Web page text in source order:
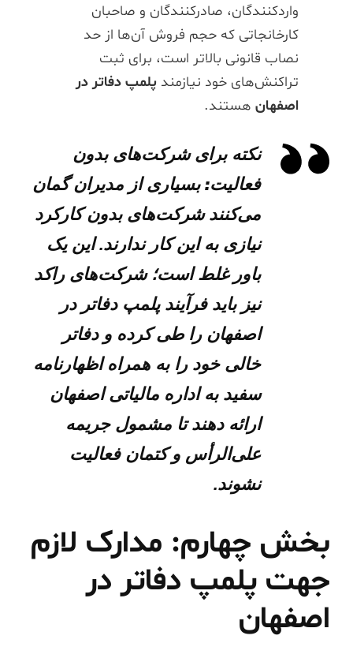
واردکنندگان، صادرکنندگان و صاحبان
کارخانجاتی که حجم فروش آن‌ها از حد
نصاب قانونی بالاتر است، برای ثبت
تراکنش‌های خود نیازمند پلمپ دفاتر در
اصفهانهستند.
نکته برای شرکت‌های بدون
فعالیت:بسیاری از مدیران گمان
می‌کنند شرکت‌های بدون کارکرد
نیازی به این کار ندارند. این یک
باور غلط است؛ شرکت‌های راکد
نیز باید فرآیند پلمپ دفاتر در
اصفهان را طی کرده و دفاتر
خالی خود را به همراه اظهارنامه
سفید به اداره مالیاتی اصفهان
ارائه دهند تا مشمول جریمه
علی‌الرأس و کتمان فعالیت
نشوند.
بخش چهارم: مدارک لازم
جهت پلمپ دفاتر در
اصفهان